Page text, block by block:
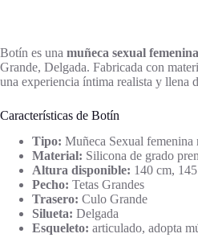
Botín es una muñeca sexual
Grande, Delgada. Fabricada con
una experiencia íntima realista y llena
Características de Botín
Tipo: Muñeca Sexual femenina
Material: Silicona de grado
Altura disponible: 140 cm,
Pecho: Tetas Grandes
Trasero: Culo Grande
Silueta: Delgada
Esqueleto: articulado, adopta